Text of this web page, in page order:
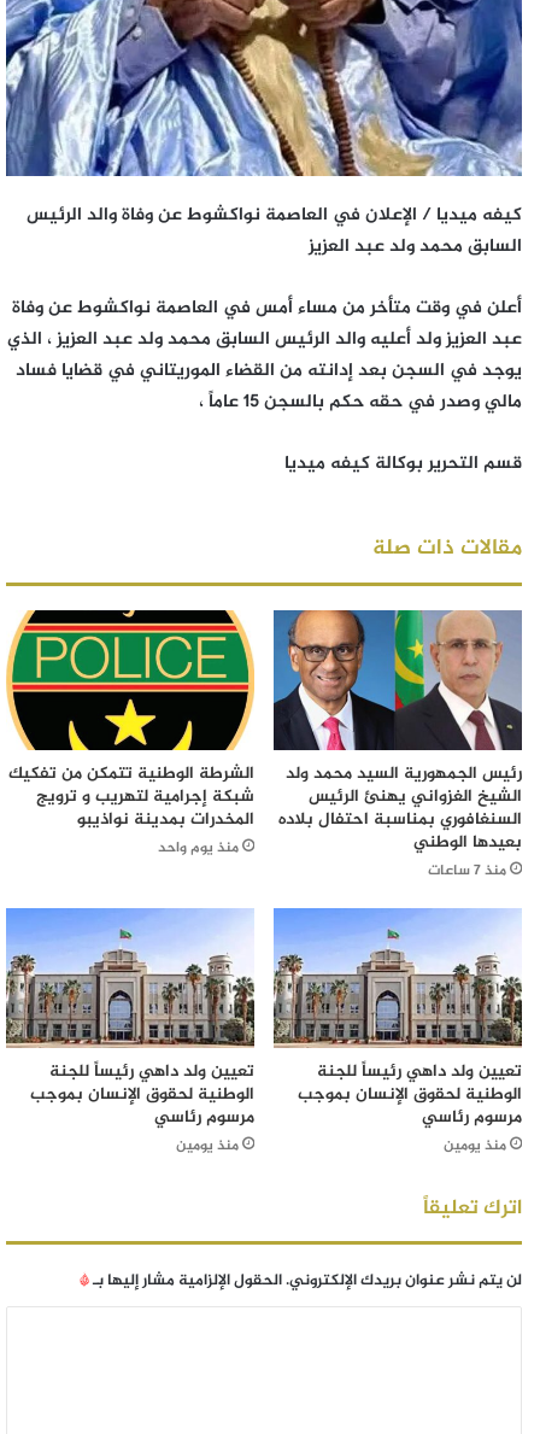
كيفه ميديا / الإعلان في العاصمة نواكشوط عن وفاة والد الرئيس
السابق محمد ولد عبد العزيز
أعلن في وقت متأخر من مساء أمس في العاصمة نواكشوط عن وفاة
عبد العزيز ولد أعليه والد الرئيس السابق محمد ولد عبد العزيز ، الذي
يوجد في السجن بعد إدانته من القضاء الموريتاني في قضايا فساد
مالي وصدر في حقه حكم بالسجن 15 عاماً ،
قسم التحرير بوكالة كيفه ميديا
مقالات ذات صلة
رئيس الجمهورية السيد محمد ولد
الشيخ الغزواني يهنئ الرئيس
السنغافوري بمناسبة احتفال بلاده
بعيدها الوطني
منذ 7 ساعات
الشرطة الوطنية تتمكن من تفكيك
شبكة إجرامية لتهريب و ترويج
المخدرات بمدينة نواذيبو
منذ يوم واحد
تعيين ولد داهي رئيساً للجنة
الوطنية لحقوق الإنسان بموجب
مرسوم رئاسي
منذ يومين
تعيين ولد داهي رئيساً للجنة
الوطنية لحقوق الإنسان بموجب
مرسوم رئاسي
منذ يومين
اترك تعليقاً
لن يتم نشر عنوان بريدك الإلكتروني.الحقول الإلزامية مشار إليها بـ*